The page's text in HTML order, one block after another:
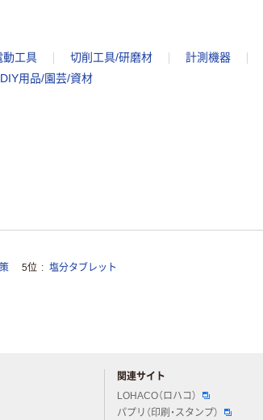
動工具 切削工具/研磨材 計測機器
DIY用品/園芸/資材
5位 塩分タブレット
関連サイト
LOHACO（ロハコ）
パプリ（印刷・スタンプ）